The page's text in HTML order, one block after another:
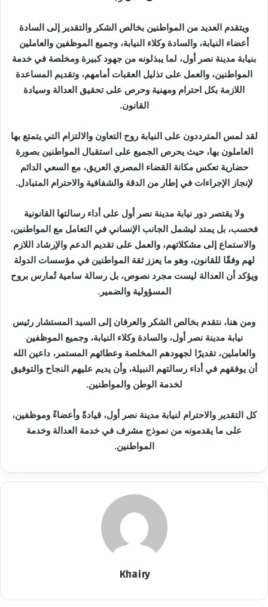
ويتقدم العديد من المواطنين بخالص الشكر والتقدير إلى السادة
أعضاء النيابة، والسادة وكلاء النيابة، وجميع الموظفين والعاملين
بنيابة مدينة نصر أول، لما يبذلونه من جهود كبيرة ومخلصة في خدمة
المواطنين، والعمل على تذليل العقبات أمامهم، وتقديم المساعدة
اللازمة بكل احترام ومهنية وحرص على تحقيق العدالة وسيادة
القانون.
لقد لمس المترددون على النيابة روح التعاون والالتزام التي يتمتع بها
العاملون بها، حيث يحرص الجميع على استقبال المواطنين بصورة
حضارية تعكس مكانة القضاء المصري العريق، مع السعي الدائم
لإنجاز الإجراءات في إطار من الدقة والشفافية والاحترام المتبادل.
ولا يقتصر دور نيابة مدينة نصر أول على أداء رسالتها القانونية
فحسب، بل يمتد ليشمل الجانب الإنساني في التعامل مع المواطنين،
والاستماع إلى مشكلاتهم، والعمل على تقديم الدعم والإرشاد اللازم
لهم وفقًا للقانون، وهو ما يعزز ثقة المواطنين في مؤسسات الدولة
ويؤكد أن العدالة ليست مجرد نصوص، بل رسالة سامية تُمارس بروح
المسؤولية والضمير.
ومن هنا، نتقدم بخالص الشكر والعرفان إلى السيد المستشار رئيس
نيابة مدينة نصر أول، والسادة وكلاء النيابة، وجميع الموظفين
والعاملين، تقديرًا لجهودهم المخلصة وعطائهم المستمر، داعين الله
أن يوفقهم في أداء رسالتهم النبيلة، وأن يديم عليهم النجاح والتوفيق
لخدمة الوطن والمواطنين.
كل التقدير والاحترام لنيابة مدينة نصر أول، قيادةً وأعضاءً وموظفين،
على ما يقدمونه من نموذج مشرف في خدمة العدالة وخدمة
المواطنين.
Khairy